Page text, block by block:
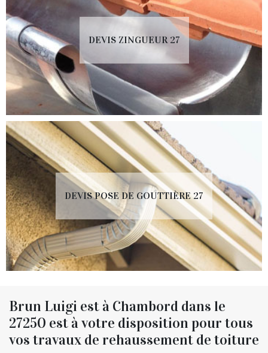
DEVIS ZINGUEUR 27
DEVIS POSE DE GOUTTIÈRE 27
Brun Luigi est à Chambord dans le
27250 est à votre disposition pour tous
vos travaux de rehaussement de toiture